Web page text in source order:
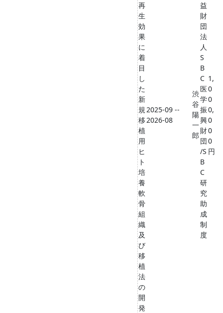
再
生
効
果
に
着
目
し
た
新
規
移
植
用
ヒ
ト
培
養
軟
骨
組
織
及
び
移
植
法
の
開
発
2025-09 --
2026-08
渋
谷
陽
一
郎
益
財
団
法
人
S
B
C
医
学
振
興
財
団
/S
B
C
研
究
助
成
制
度
1,
0
0
0,
0
0
0
円